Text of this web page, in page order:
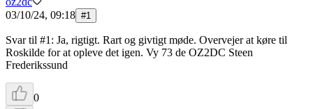
03/10/24, 09:18 #1
Svar til #1: Ja, rigtigt. Rart og givtigt møde. Overvejer at køre til
Roskilde for at opleve det igen. Vy 73 de OZ2DC Steen
Frederikssund
0